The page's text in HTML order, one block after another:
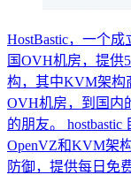
HostBastic，一个
国OVH机房，提供
构，其中KVM架构
OVH机房，到国内
的朋友。 hostbastic
OpenVZ和KVM架
防御，提供每日免